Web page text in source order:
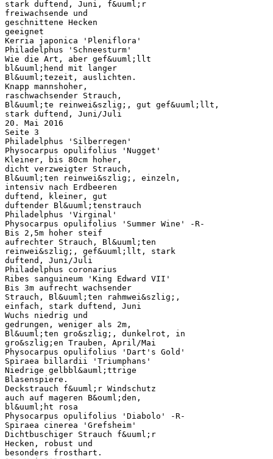
stark duftend, Juni, f&uuml;r
freiwachsende und
geschnittene Hecken
geeignet
Kerria japonica 'Pleniflora'
Philadelphus 'Schneesturm'
Wie die Art, aber gef&uuml;llt
bl&uuml;hend mit langer
Bl&uuml;tezeit, auslichten.
Knapp mannshoher,
raschwachsender Strauch,
Bl&uuml;te reinwei&szlig;, gut gef&uuml;llt,
stark duftend, Juni/Juli
20. Mai 2016
Seite 3
Philadelphus 'Silberregen'
Physocarpus opulifolius 'Nugget'
Kleiner, bis 80cm hoher,
dicht verzweigter Strauch,
Bl&uuml;ten reinwei&szlig;, einzeln,
intensiv nach Erdbeeren
duftend, kleiner, gut
duftender Bl&uuml;tenstrauch
Philadelphus 'Virginal'
Physocarpus opulifolius 'Summer Wine' -R-
Bis 2,5m hoher steif
aufrechter Strauch, Bl&uuml;ten
reinwei&szlig;, gef&uuml;llt, stark
duftend, Juni/Juli
Philadelphus coronarius
Ribes sanguineum 'King Edward VII'
Bis 3m aufrecht wachsender
Strauch, Bl&uuml;ten rahmwei&szlig;,
einfach, stark duftend, Juni
Wuchs niedrig und
gedrungen, weniger als 2m,
Bl&uuml;ten gro&szlig;, dunkelrot, in
gro&szlig;en Trauben, April/Mai
Physocarpus opulifolius 'Dart's Gold'
Spiraea billardii 'Triumphans'
Niedrige gelbbl&auml;ttrige
Blasenspiere.
Deckstrauch f&uuml;r Windschutz
auch auf mageren B&ouml;den,
bl&uuml;ht rosa
Physocarpus opulifolius 'Diabolo' -R-
Spiraea cinerea 'Grefsheim'
Dichtbuschiger Strauch f&uuml;r
Hecken, robust und
besonders frosthart.